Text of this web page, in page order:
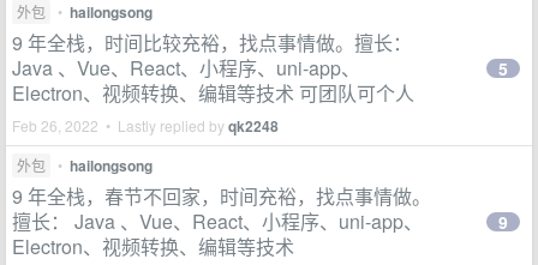
外包 • hailongsong
9 年全栈，时间比较充裕，找点事情做。擅长：
Java 、Vue、React、小程序、uni-app、
Electron、视频转换、编辑等技术 可团队可个人
Feb 26, 2022 • Lastly replied byqk2248
5
外包 • hailongsong
9 年全栈，春节不回家，时间充裕，找点事情做。
擅长： Java 、Vue、React、小程序、uni-app、
Electron、视频转换、编辑等技术
9